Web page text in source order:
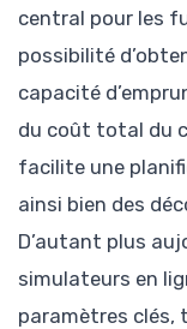
central pour les
possibilité
capacité
du coût total du
facilite une
ainsi bien des
D’autant plus
simulateurs en
paramètres clés,